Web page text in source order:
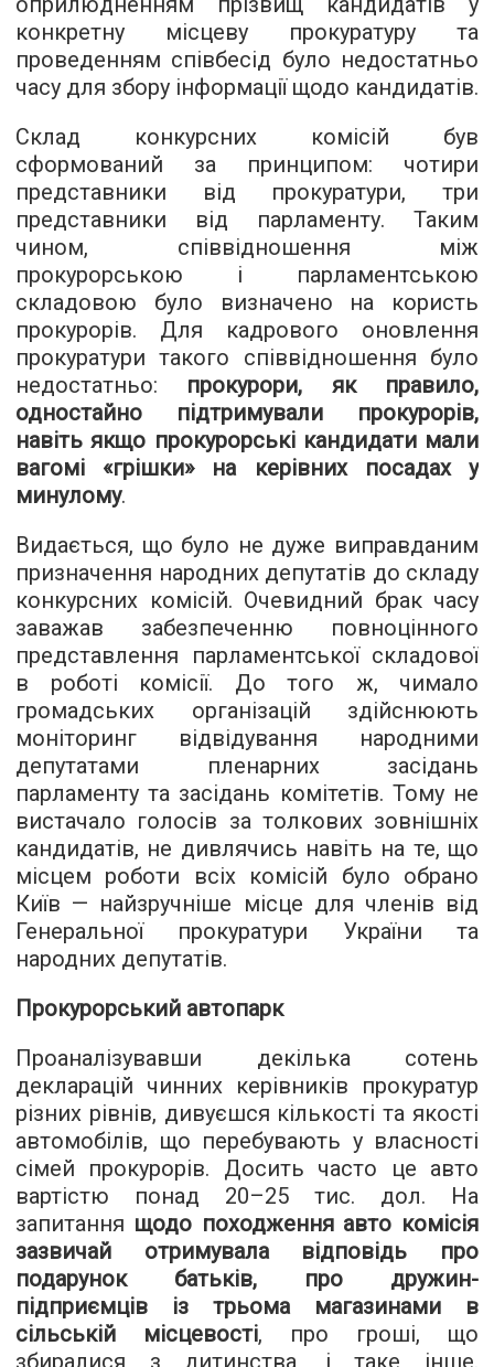
конкретну місцеву прокуратуру та
проведенням співбесід було недостатньо
часу для збору інформації щодо кандидатів.
Склад конкурсних комісій був
сформований за принципом: чотири
представники від прокуратури, три
представники від парламенту. Таким
чином, співвідношення між
прокурорською і парламентською
складовою було визначено на користь
прокурорів. Для кадрового оновлення
прокуратури такого співвідношення було
недостатньо: прокурори, як правило,
одностайно підтримували прокурорів,
навіть якщо прокурорські кандидати мали
вагомі «грішки» на керівних посадах у
минулому.
Видається, що було не дуже виправданим
призначення народних депутатів до складу
конкурсних комісій. Очевидний брак часу
заважав забезпеченню повноцінного
представлення парламентської складової
в роботі комісії. До того ж, чимало
громадських організацій здійснюють
моніторинг відвідування народними
депутатами пленарних засідань
парламенту та засідань комітетів. Тому не
вистачало голосів за толкових зовнішніх
кандидатів, не дивлячись навіть на те, що
місцем роботи всіх комісій було обрано
Київ — найзручніше місце для членів від
Генеральної прокуратури України та
народних депутатів.
Прокурорський автопарк
Проаналізувавши декілька сотень
декларацій чинних керівників прокуратур
різних рівнів, дивуєшся кількості та якості
автомобілів, що перебувають у власності
сімей прокурорів. Досить часто це авто
вартістю понад 20–25 тис. дол. На
запитання щодо походження авто комісія
зазвичай отримувала відповідь про
подарунок батьків, про дружин-
підприємців із трьома магазинами в
сільській місцевості, про гроші, що
збиралися з дитинства, і таке інше.